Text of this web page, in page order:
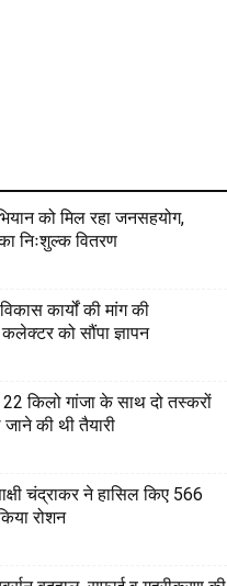
को मिल रहा जनसहयोग,
निःशुल्क वितरण
कार्यों की मांग की
को सौंपा ज्ञापन
किलो गांजा के साथ दो तस्करों
की थी तैयारी
चंद्राकर ने हासिल किए 566
रोशन